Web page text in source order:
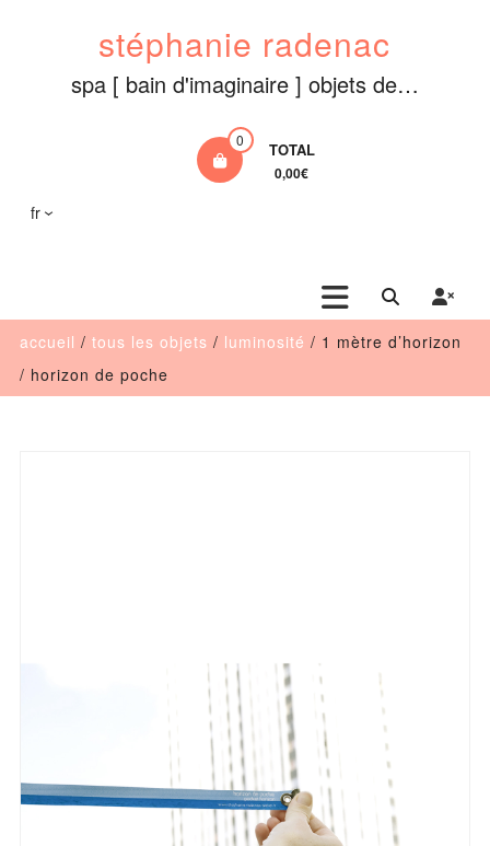
stéphanie radenac
spa [ bain d'imaginaire ] objets de…
0 TOTAL
0,00€
fr
accueil / tous les objets / luminosité / 1 mètre d’horizon
/ horizon de poche